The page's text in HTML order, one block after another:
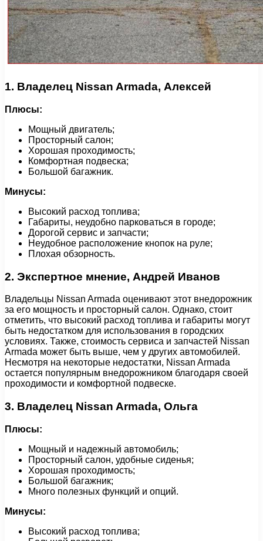
1. Владелец Nissan Armada, Алексей
Плюсы:
Мощный двигатель;
Просторный салон;
Хорошая проходимость;
Комфортная подвеска;
Большой багажник.
Минусы:
Высокий расход топлива;
Габариты, неудобно парковаться в городе;
Дорогой сервис и запчасти;
Неудобное расположение кнопок на руле;
Плохая обзорность.
2. Экспертное мнение, Андрей Иванов
Владельцы Nissan Armada оценивают этот внедорожник
за его мощность и просторный салон. Однако, стоит
отметить, что высокий расход топлива и габариты могут
быть недостатком для использования в городских
условиях. Также, стоимость сервиса и запчастей Nissan
Armada может быть выше, чем у других автомобилей.
Несмотря на некоторые недостатки, Nissan Armada
остается популярным внедорожником благодаря своей
проходимости и комфортной подвеске.
3. Владелец Nissan Armada, Ольга
Плюсы:
Мощный и надежный автомобиль;
Просторный салон, удобные сиденья;
Хорошая проходимость;
Большой багажник;
Много полезных функций и опций.
Минусы:
Высокий расход топлива;